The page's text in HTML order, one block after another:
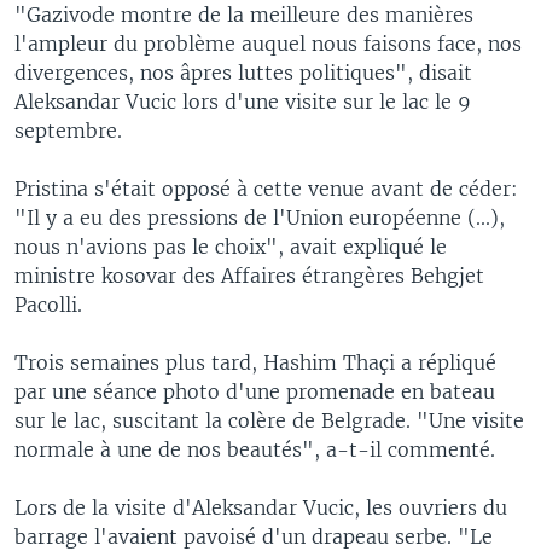
"Gazivode montre de la meilleure des manières
l'ampleur du problème auquel nous faisons face, nos
divergences, nos âpres luttes politiques", disait
Aleksandar Vucic lors d'une visite sur le lac le 9
septembre.
Pristina s'était opposé à cette venue avant de céder:
"Il y a eu des pressions de l'Union européenne (...),
nous n'avions pas le choix", avait expliqué le
ministre kosovar des Affaires étrangères Behgjet
Pacolli.
Trois semaines plus tard, Hashim Thaçi a répliqué
par une séance photo d'une promenade en bateau
sur le lac, suscitant la colère de Belgrade. "Une visite
normale à une de nos beautés", a-t-il commenté.
Lors de la visite d'Aleksandar Vucic, les ouvriers du
barrage l'avaient pavoisé d'un drapeau serbe. "Le